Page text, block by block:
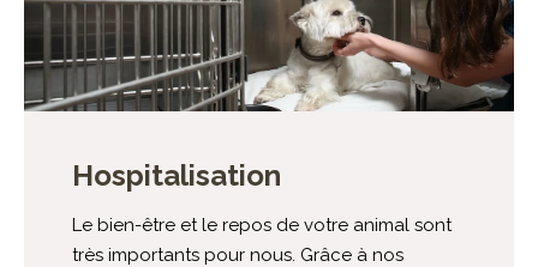
Hospitalisation
Le bien-être et le repos de votre animal sont
très importants pour nous. Grâce à nos